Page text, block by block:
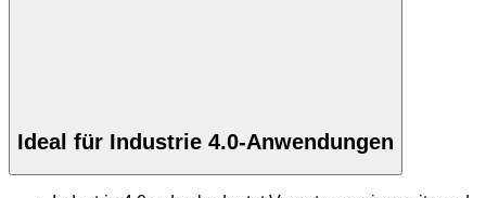
Ideal für Industrie 4.0-Anwendungen